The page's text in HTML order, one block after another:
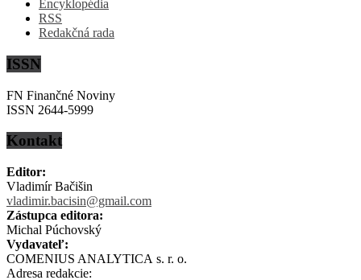
Encyklopédia
RSS
Redakčná rada
ISSN
FN Finančné Noviny
ISSN 2644-5999
Kontakt
Editor:
Vladimír Bačišin
vladimir.bacisin@gmail.com
Zástupca editora:
Michal Púchovský
Vydavateľ:
COMENIUS ANALYTICA s. r. o.
Adresa redakcie: